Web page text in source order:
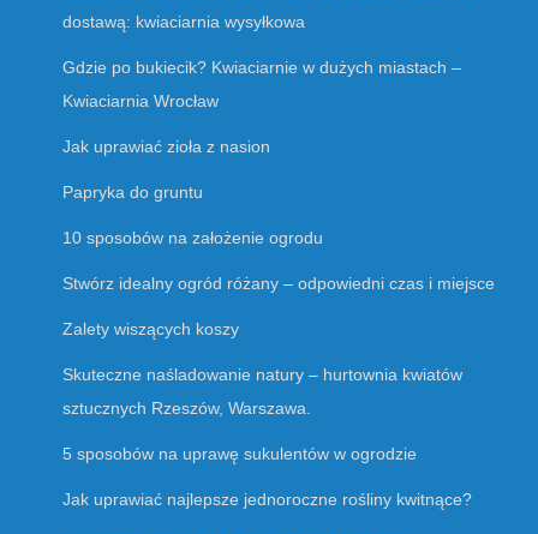
dostawą: kwiaciarnia wysyłkowa
Gdzie po bukiecik? Kwiaciarnie w dużych miastach –
Kwiaciarnia Wrocław
Jak uprawiać zioła z nasion
Papryka do gruntu
10 sposobów na założenie ogrodu
Stwórz idealny ogród różany – odpowiedni czas i miejsce
Zalety wiszących koszy
Skuteczne naśladowanie natury – hurtownia kwiatów
sztucznych Rzeszów, Warszawa.
5 sposobów na uprawę sukulentów w ogrodzie
Jak uprawiać najlepsze jednoroczne rośliny kwitnące?